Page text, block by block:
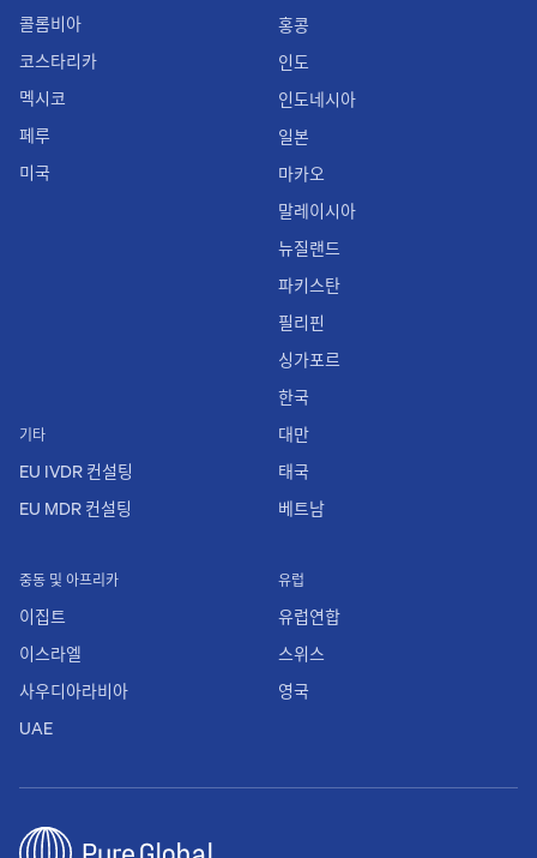
콜롬비아
코스타리카
멕시코
페루
미국
기타
EU IVDR 컨설팅
EU MDR 컨설팅
유럽
유럽연합
스위스
영국
중동 및 아프리카
이집트
이스라엘
사우디아라비아
UAE
홍콩
인도
인도네시아
일본
마카오
말레이시아
뉴질랜드
파키스탄
필리핀
싱가포르
한국
대만
태국
베트남